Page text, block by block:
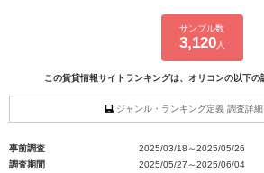
サンプル数
3,120人
この賃貸情報サイトランキングは、オリコンの以下の
ジャンル・ランキング定義 調査詳
事前調査
2025/03/18～2025/05/26
調査期間
2025/05/27～2025/06/04